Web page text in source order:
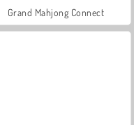
Grand Mahjong Connect